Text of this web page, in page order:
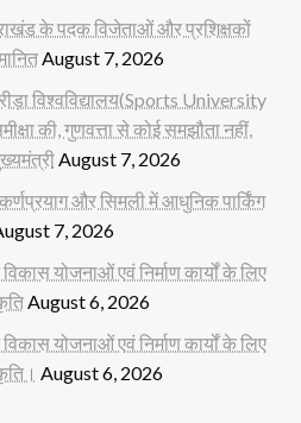
के पदक विजेताओं और प्रशिक्षकों
August 7, 2026
विश्वविद्यालय(Sports University
की, गुणवत्ता से कोई समझौता नहीं,
August 7, 2026
और सिमली में आधुनिक पार्किंग
7, 2026
योजनाओं एवं निर्माण कार्यों के लिए
August 6, 2026
योजनाओं एवं निर्माण कार्यों के लिए
August 6, 2026